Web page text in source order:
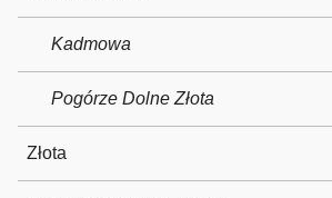
Kadmowa
Pogórze Dolne Złota
Złota